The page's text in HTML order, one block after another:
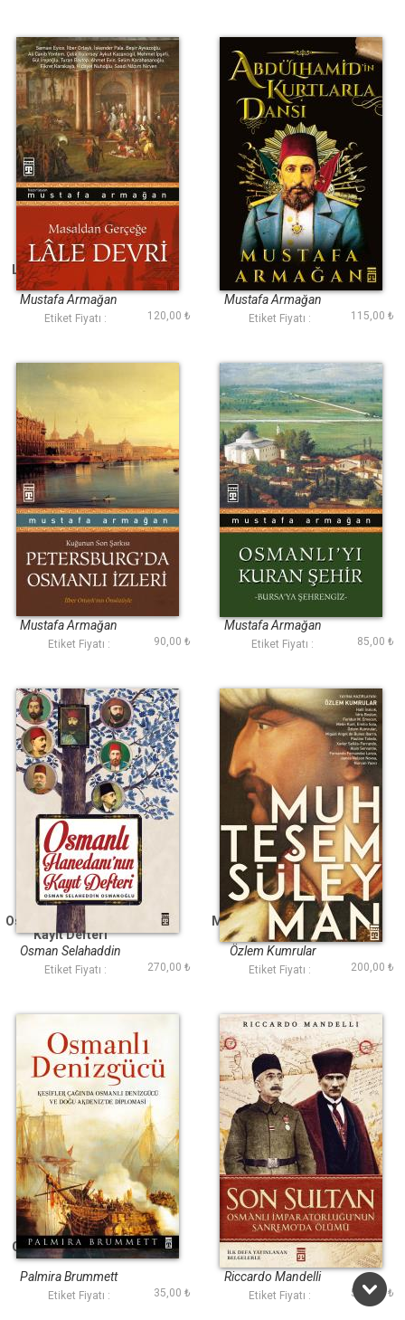
Lale Devri (Mustafa
Armağan)
Mustafa Armağan
Etiket Fiyatı : 120,00 ₺
Abdülhamidin
Kurtlarla Dansı
Mustafa Armağan
Etiket Fiyatı : 115,00 ₺
Petersburgda
Osmanlı İzleri
Mustafa Armağan
Etiket Fiyatı : 90,00 ₺
Osmanlıyı Kuran
Mustafa Armağan
Etiket Fiyatı : 85,00 ₺
Osmanlı Hanedanı'nın
Kayıt Defteri
Osman Selahaddin
Osmanoğlu
Etiket Fiyatı : 270,00 ₺
Muhteşem Süleyman
Özlem Kumrular
Etiket Fiyatı : 200,00 ₺
Osmanlı Denizgücü
Palmira Brummett
Etiket Fiyatı : 35,00 ₺
Son Sultan
Riccardo Mandelli
Etiket Fiyatı : 500,00 ₺